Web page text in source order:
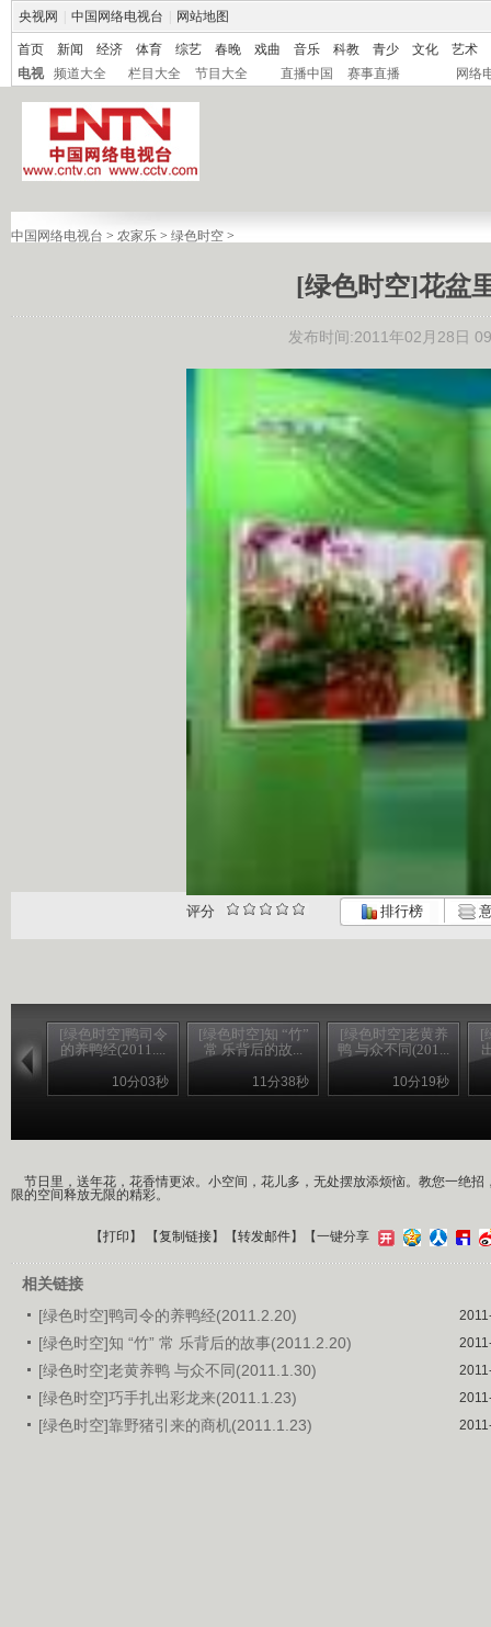
央视网 中国网络电视台 网站地图
首页 新闻 经济 体育 综艺 春晚 戏曲 音乐 科教 青少 文化
艺术
电视
频道大全 栏目大全 节目大全 直播中国 赛事直播 网络
中国网络电视台 > 农家乐 > 绿色时空 >
[绿色时空]花盆
发布时间:2011年02月28日
评分 排行榜
[绿色时空]鸭司令
的养鸭经(2011....
10分03秒
[绿色时空]知 “竹”
常 乐背后的故...
11分38秒
[绿色时空]老黄养
鸭 与众不同(201...
10分19秒
[
节日里，送年花，花香情更浓。小空间，花儿多，无处摆放添烦恼。教您一绝招
限的空间释放无限的精彩。
【打印 】 【复制链接】【转发邮件】 【一键分享
相关链接
[绿色时空]鸭司令的养鸭经(2011.2.20)
[绿色时空]知 “竹” 常 乐背后的故事(2011.2.20)
[绿色时空]老黄养鸭 与众不同(2011.1.30)
[绿色时空]巧手扎出彩龙来(2011.1.23)
[绿色时空]靠野猪引来的商机(2011.1.23)